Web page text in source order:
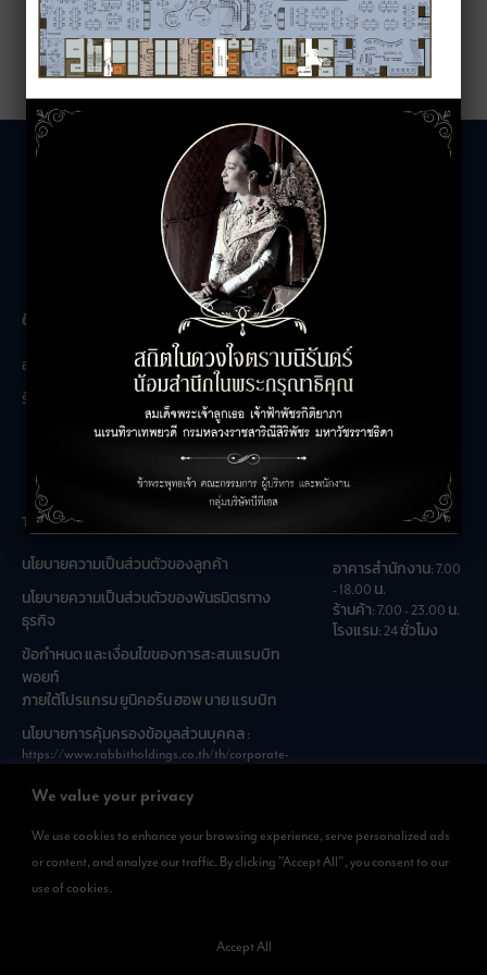
We value your privacy
We use cookies to enhance your browsing experience, serve personalized ads
or content, and analyze our traffic. By clicking "Accept All", you consent to our
use of cookies.
Accept All
ติดต่อสอบถาม
อาคารสำนักงาน
ร้านค้า
เกี่ยวกับเรา
ติดต่อเรา
ร่วมงานกับเรา
The Unicorn
นโยบายความเป็นส่วนตัวของลูกค้า
นโยบายความเป็นส่วนตัวของพันธมิตรทาง
ธุรกิจ
ข้อกำหนด และเงื่อนไขของการสะสมแรบบิท
พอยท์
ภายใต้โปรแกรม ยูนิคอร์น ฮอพ บาย แรบบิท
นโยบายการคุ้มครองข้อมูลส่วนบุคคล :
https://www.rabbitholdings.co.th/th/corporate-
อาคารสำนักงาน: 7.00
- 18.00 น.
ร้านค้า: 7.00 - 23.00 น.
โรงแรม: 24 ชั่วโมง
ดาวน์โหลดแอพได้แล้วที่